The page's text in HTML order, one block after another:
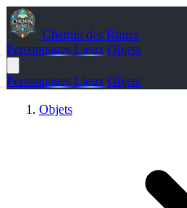
Chemin des Runes
Personnages Lieux Objets
Personnages Lieux Objets
Objets